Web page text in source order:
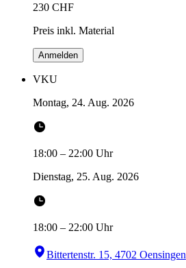
230 CHF
Preis inkl. Material
Anmelden
VKU
Montag, 24. Aug. 2026
18:00 – 22:00 Uhr
Dienstag, 25. Aug. 2026
18:00 – 22:00 Uhr
Bittertenstr. 15, 4702 Oensingen